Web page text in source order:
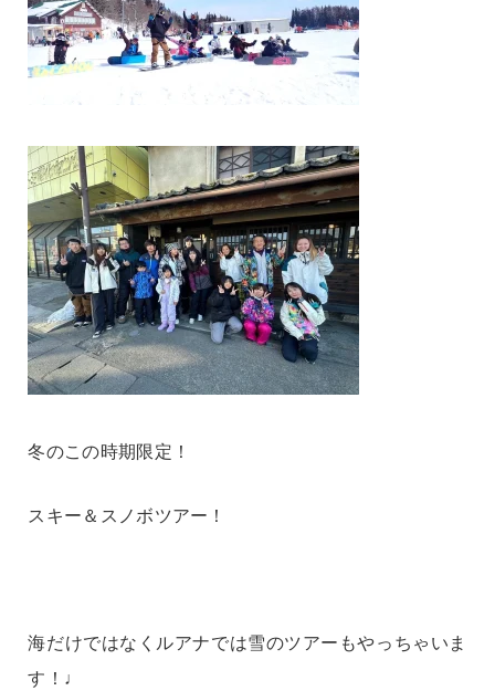
冬のこの時期限定！
スキー＆スノボツアー！
海だけではなくルアナでは雪のツアーもやっちゃいま
す！♩